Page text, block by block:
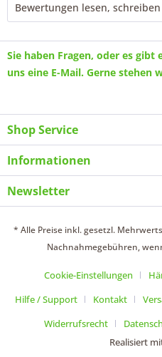
Bewertungen lesen,
Sie haben Fragen, oder es gibt
uns eine E-Mail. Gerne stehen
Shop Service
Informationen
Newsletter
* Alle Preise inkl. gesetzl.
Nachnahmegebühren,
Cookie-Einstellungen
Hilfe / Support
Kontakt
Widerrufsrecht
Realisiert